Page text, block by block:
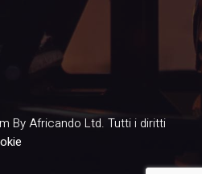
By Africando Ltd. Tutti i diritti